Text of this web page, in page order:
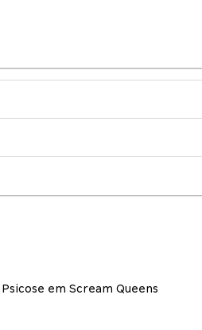
em Scream Queens